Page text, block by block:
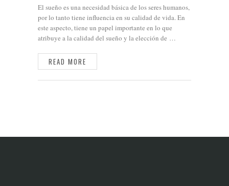
El sueño es una necesidad básica de los seres humanos,
por lo tanto tiene influencia en su calidad de vida. En
este aspecto, tiene un papel importante en lo que
atribuye a la calidad del sueño y la elección de …
READ MORE